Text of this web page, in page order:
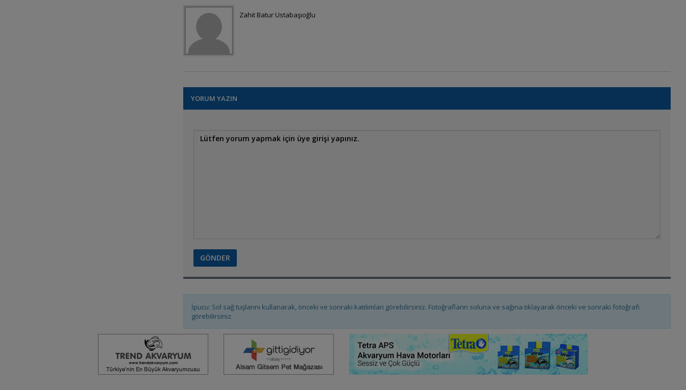
papagan
Zahit Batur Ustabaşıoğlu
YORUM YAZIN
İpucu: Sol sağ tuşlarını kullanarak, önceki ve sonraki katılımları görebilirsiniz. Fotoğrafların soluna ve sağına tıklayarak önceki ve sonraki fotoğrafı
görebilirsiniz.